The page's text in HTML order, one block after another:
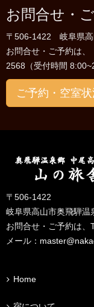
お問合せ・
〒506-1422 岐阜県高
お問合せ・ご予約は
2568（受付時間
ご予約・空室状
〒506-1422
岐阜県高山市奥飛騨温
お問合せ・ご予約は、
メール：
Home